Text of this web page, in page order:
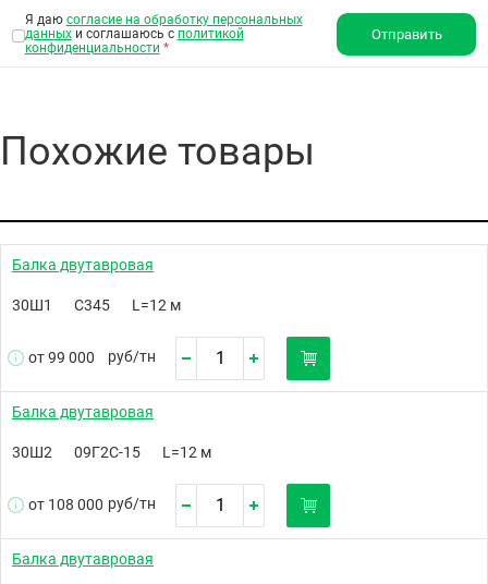
Я даю согласие на обработку персональных
данныхи соглашаюсь с политикой
конфиденциальности *
Отправить
Похожие товары
Балка двутавровая
30Ш1 С345 L=12 м
от 99 000 руб/тн
Балка двутавровая
30Ш2 09Г2С-15 L=12 м
от 108 000 руб/тн
Балка двутавровая